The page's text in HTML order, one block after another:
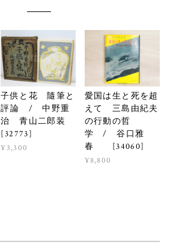
子供と花 隨筆と
評論 / 中野重
治 青山二郎装
[32773]
¥3,300
愛国は生と死を超
えて 三島由紀夫
の行動の哲
学 / 谷口雅
春 [34060]
¥8,800